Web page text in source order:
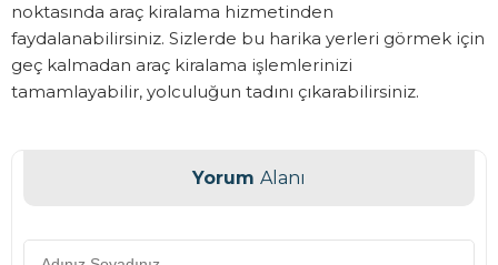
noktasında araç kiralama hizmetinden
faydalanabilirsiniz. Sizlerde bu harika yerleri görmek için
geç kalmadan araç kiralama işlemlerinizi
tamamlayabilir, yolculuğun tadını çıkarabilirsiniz.
Yorum Alanı